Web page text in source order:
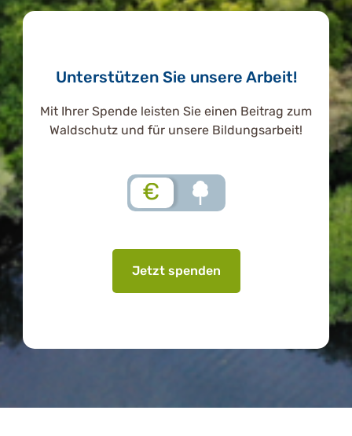
Unterstützen Sie unsere Arbeit!
Mit Ihrer Spende leisten Sie einen Beitrag zum
Waldschutz und für unsere Bildungsarbeit!
€
Jetzt spenden